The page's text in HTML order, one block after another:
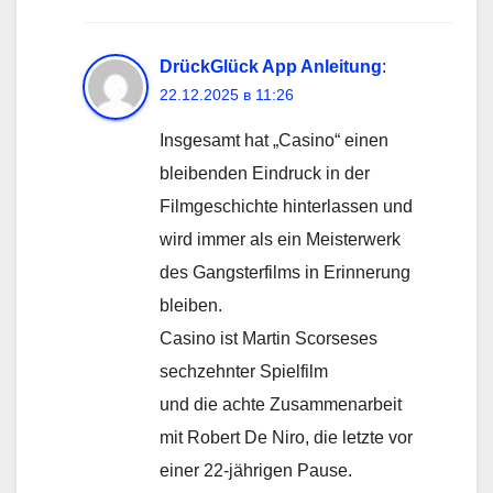
DrückGlück App Anleitung:
22.12.2025 в 11:26
Insgesamt hat „Casino“ einen
bleibenden Eindruck in der
Filmgeschichte hinterlassen und
wird immer als ein Meisterwerk
des Gangsterfilms in Erinnerung
bleiben.
Casino ist Martin Scorseses
sechzehnter Spielfilm
und die achte Zusammenarbeit
mit Robert De Niro, die letzte vor
einer 22-jährigen Pause.